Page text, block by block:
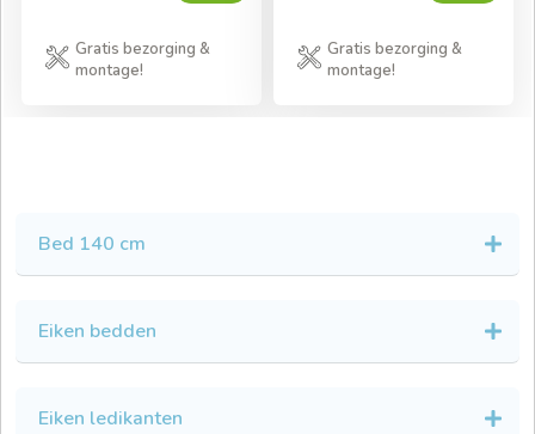
Gratis bezorging &
montage!
Gratis bezorging &
montage!
Bed 140 cm
Eiken bedden
Eiken ledikanten